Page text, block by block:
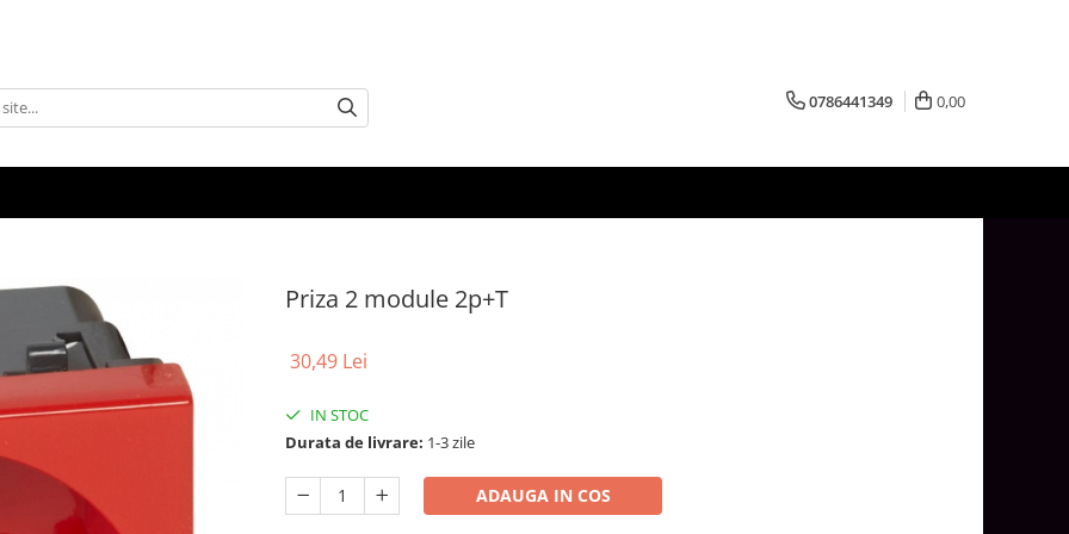
0786441349 0,00
Priza 2 module 2p+T
30,49 Lei
IN STOC
Durata de livrare: 1-3 zile
ADAUGA IN COS